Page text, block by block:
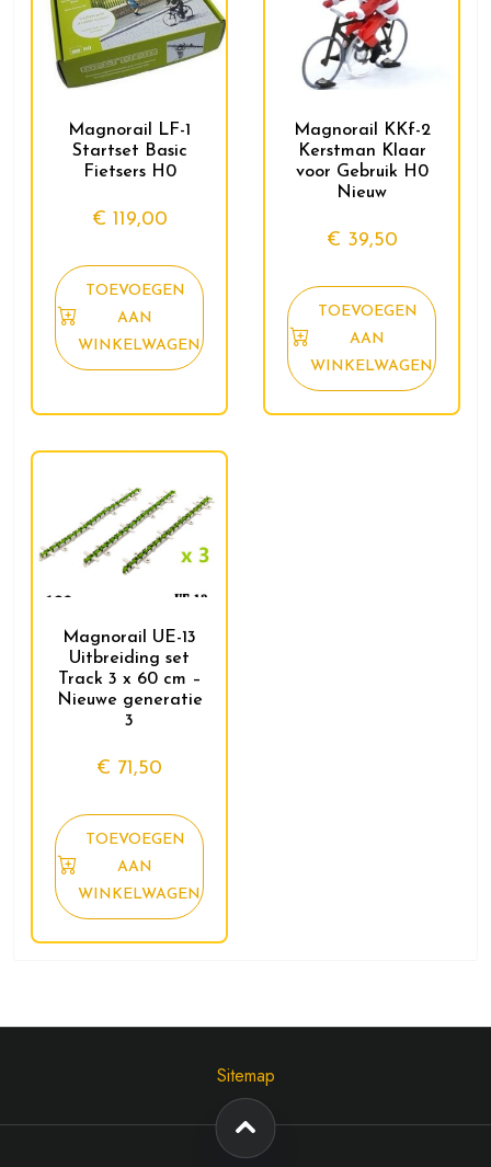
Magnorail LF-1
Startset Basic
Fietsers H0
€ 119,00
TOEVOEGEN
AAN
WINKELWAGEN
Magnorail KKf-2
Kerstman Klaar
voor Gebruik H0
Nieuw
€ 39,50
TOEVOEGEN
AAN
WINKELWAGEN
Magnorail UE-13
Uitbreiding set
Track 3 x 60 cm –
Nieuwe generatie
3
€ 71,50
TOEVOEGEN
AAN
WINKELWAGEN
Sitemap